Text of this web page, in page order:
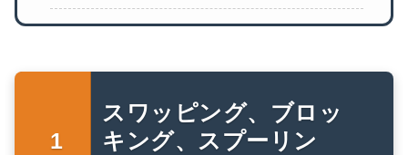
スワッピング、ブロッ
キング、スプーリン